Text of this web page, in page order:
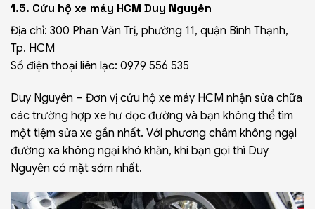
1.5. Cứu hộ xe máy HCM Duy Nguyên
Địa chỉ: 300 Phan Văn Trị, phường 11, quận Bình Thạnh,
Tp. HCM
Số điện thoại liên lạc: 0979 556 535
Duy Nguyên – Đơn vị cứu hộ xe máy HCM nhận sửa chữa
các trường hợp xe hư dọc đường và bạn không thể tìm
một tiệm sửa xe gần nhất. Với phương châm không ngại
đường xa không ngại khó khăn, khi bạn gọi thì Duy
Nguyên có mặt sớm nhất.